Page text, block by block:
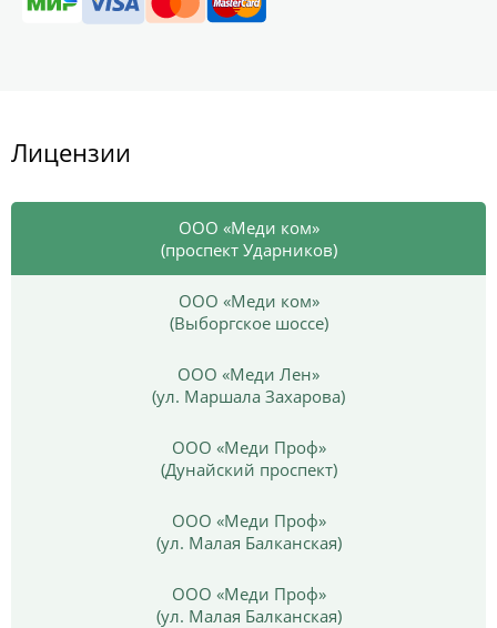
Лицензии
ООО «Меди ком»
(проспект Ударников)
ООО «Меди ком»
(Выборгское шоссе)
ООО «Меди Лен»
(ул. Маршала Захарова)
ООО «Меди Проф»
(Дунайский проспект)
ООО «Меди Проф»
(ул. Малая Балканская)
ООО «Меди Проф»
(ул. Малая Балканская)